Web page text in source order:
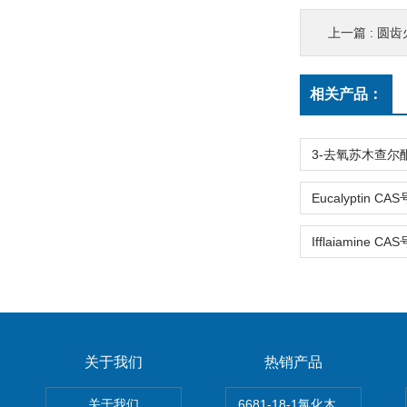
上一篇 : 圆齿
相关产品：
关于我们 热销产品